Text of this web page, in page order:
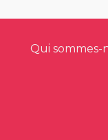
Qui sommes-